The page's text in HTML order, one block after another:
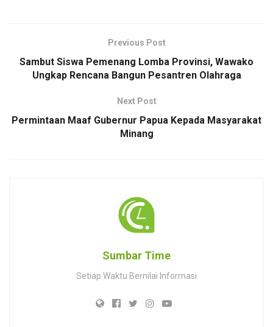
Previous Post
Sambut Siswa Pemenang Lomba Provinsi, Wawako
Ungkap Rencana Bangun Pesantren Olahraga
Next Post
Permintaan Maaf Gubernur Papua Kepada Masyarakat
Minang
Sumbar Time
Setiap Waktu Bernilai Informasi